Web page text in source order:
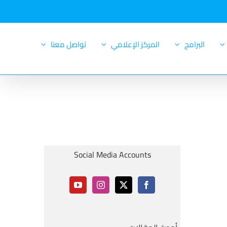
البرامج المركز الإعلامي تواصل معنا
Social Media Accounts